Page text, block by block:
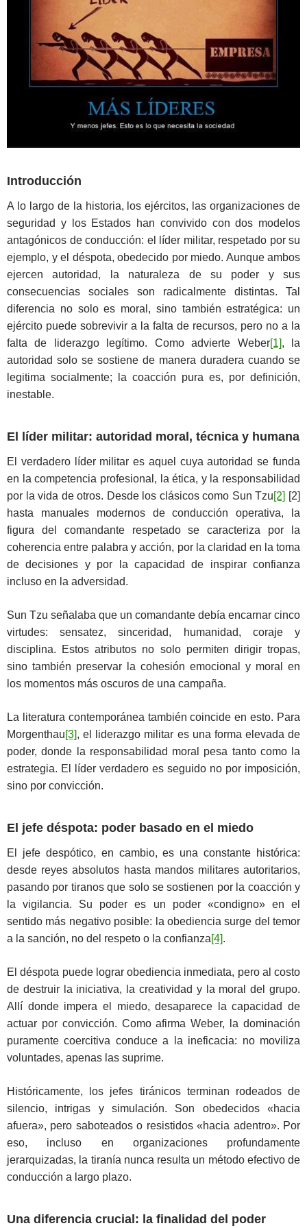
Introducción
A lo largo de la historia, los ejércitos, las organizaciones de
seguridad y los Estados han convivido con dos modelos
antagónicos de conducción: el líder militar, respetado por su
ejemplo, y el déspota, obedecido por miedo. Aunque ambos
ejercen autoridad, la naturaleza de su poder y sus
consecuencias sociales son radicalmente distintas. Tal
diferencia no solo es moral, sino también estratégica: un
ejército puede sobrevivir a la falta de recursos, pero no a la
falta de liderazgo legítimo. Como advierte Weber[1], la
autoridad solo se sostiene de manera duradera cuando se
legitima socialmente; la coacción pura es, por definición,
inestable.
El líder militar: autoridad moral, técnica y humana
El verdadero líder militar es aquel cuya autoridad se funda
en la competencia profesional, la ética, y la responsabilidad
por la vida de otros. Desde los clásicos como Sun Tzu[2] [2]
hasta manuales modernos de conducción operativa, la
figura del comandante respetado se caracteriza por la
coherencia entre palabra y acción, por la claridad en la toma
de decisiones y por la capacidad de inspirar confianza
incluso en la adversidad.
Sun Tzu señalaba que un comandante debía encarnar cinco
virtudes: sensatez, sinceridad, humanidad, coraje y
disciplina. Estos atributos no solo permiten dirigir tropas,
sino también preservar la cohesión emocional y moral en
los momentos más oscuros de una campaña.
La literatura contemporánea también coincide en esto. Para
Morgenthau[3], el liderazgo militar es una forma elevada de
poder, donde la responsabilidad moral pesa tanto como la
estrategia. El líder verdadero es seguido no por imposición,
sino por convicción.
El jefe déspota: poder basado en el miedo
El jefe despótico, en cambio, es una constante histórica:
desde reyes absolutos hasta mandos militares autoritarios,
pasando por tiranos que solo se sostienen por la coacción y
la vigilancia. Su poder es un poder «condigno» en el
sentido más negativo posible: la obediencia surge del temor
a la sanción, no del respeto o la confianza[4].
El déspota puede lograr obediencia inmediata, pero al costo
de destruir la iniciativa, la creatividad y la moral del grupo.
Allí donde impera el miedo, desaparece la capacidad de
actuar por convicción. Como afirma Weber, la dominación
puramente coercitiva conduce a la ineficacia: no moviliza
voluntades, apenas las suprime.
Históricamente, los jefes tiránicos terminan rodeados de
silencio, intrigas y simulación. Son obedecidos «hacia
afuera», pero saboteados o resistidos «hacia adentro». Por
eso, incluso en organizaciones profundamente
jerarquizadas, la tiranía nunca resulta un método efectivo de
conducción a largo plazo.
Una diferencia crucial: la finalidad del poder